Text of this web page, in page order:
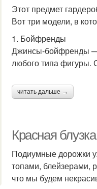
Этот предмет
Вот три модели, в
1. Бойфренды
Джинсы-бойфренды —
любого типа фигуры.
читать дальше →
Красная
Подиумные дорожки
топами, блейзерами,
что мы будем